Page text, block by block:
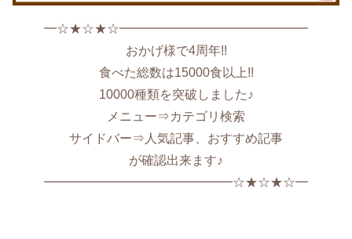
━☆★☆★☆━━━━━━━━━━━━━━━
おかげ様で4周年!!
食べた総数は15000食以上!!
10000種類を突破しました♪
メニュー⇒カテゴリ検索
サイドバー⇒人気記事、おすすめ記事
が確認出来ます♪
━━━━━━━━━━━━━━━☆★☆★☆━